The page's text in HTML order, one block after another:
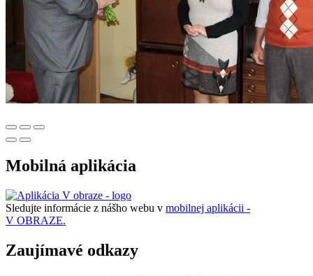
Mobilná aplikácia
Sledujte informácie z nášho webu v mobilnej aplikácii -
V OBRAZE.
Zaujímavé odkazy